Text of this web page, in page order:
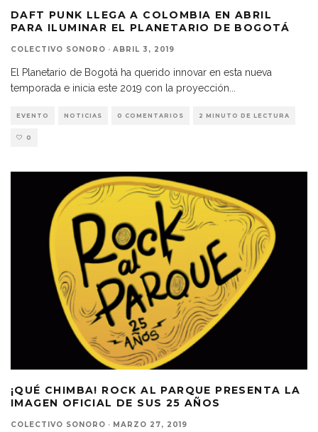
DAFT PUNK LLEGA A COLOMBIA EN ABRIL
PARA ILUMINAR EL PLANETARIO DE BOGOTÁ
COLECTIVO SONORO · ABRIL 3, 2019
El Planetario de Bogotá ha querido innovar en esta nueva
temporada e inicia este 2019 con la proyección
EVENTO NOTICIAS 0 COMENTARIOS 2 MINUTO DE LECTURA
0
¡QUÉ CHIMBA! ROCK AL PARQUE PRESENTA LA
IMAGEN OFICIAL DE SUS 25 AÑOS
COLECTIVO SONORO · MARZO 27, 2019